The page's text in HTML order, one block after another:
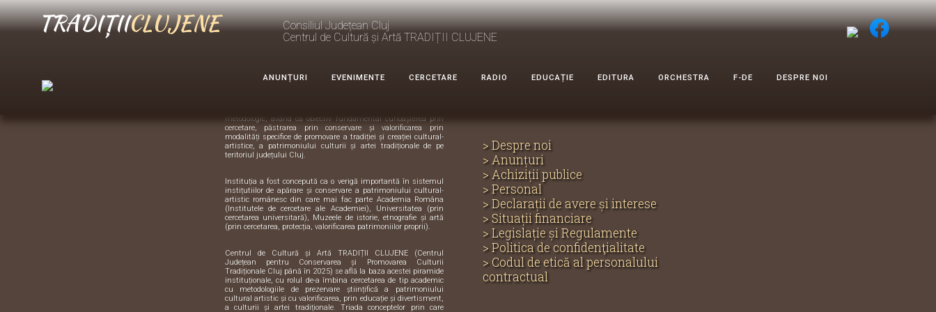
TRADIȚIICLUJENE
Consiliul Județean Cluj
Centrul de Cultură și Artă TRADIȚII CLUJENE
ANUNȚURI EVENIMENTE CERCETARE RADIO EDUCAȚIE EDITURA ORCHESTRA F-DE DESPRE NOI
Brâul nr. 4
Despre
Artă TRADIȚII CLUJENE
metodologic, având ca obiectiv fundamental cunoașterea prin
cercetare, păstrarea prin conservare și valorificarea prin
modalități specifice de promovare a tradiției și creației cultural-
artistice, a patrimoniului culturii și artei tradiționale de pe
teritoriul județului Cluj.
Instituția a fost concepută ca o verigă importantă în sistemul
instițutiilor de apărare și conservare a patrimoniului cultural-
artistic românesc din care mai fac parte Academia Româna
(Institutele de cercetare ale Academiei), Universitatea (prin
cercetarea universitară), Muzeele de istorie, etnografie și artă
(prin cercetarea, protecția, valorificarea patrimoniilor proprii).
Centrul de Cultură și Artă TRADIȚII CLUJENE (Centrul
Județean pentru Conservarea și Promovarea Culturii
Tradiționale Cluj până în 2025) se află la baza acestei piramide
instituționale, cu rolul de-a îmbina cercetarea de tip academic
cu metodologiile de prezervare științifică a patrimoniului
cultural artistic și cu valorificarea, prin educație și divertisment,
a culturii și artei tradiționale. Triada conceptelor prin care
> Despre noi
> Anunțuri
> Achiziții publice
> Personal
> Declarații de avere și interese
> Situații financiare
> Legislație și Regulamente
> Politica de confidenţialitate
> Codul de etică al personalului
contractual